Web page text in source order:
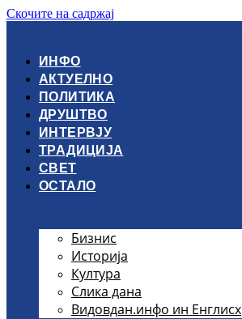
Скочите на садржај
ИНФО
АКТУЕЛНО
ПОЛИТИКА
ДРУШТВО
ИНТЕРВЈУ
ТРАДИЦИЈА
СВЕТ
ОСТАЛО
Бизнис
Историја
Култура
Слика дана
Видовдан.инфо ин Енглисх